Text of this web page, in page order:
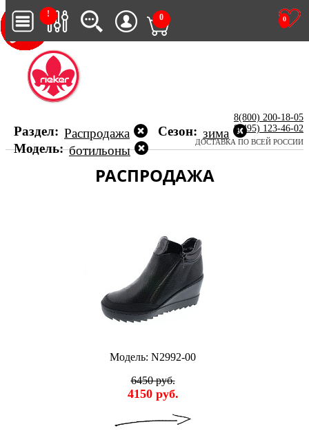
!
0
0
8(800) 200-18-05
8(495) 123-46-02
ДОСТАВКА ПО ВСЕЙ РОССИИ
Раздел: Распродажа Сезон: зима
Модель: ботильоны
РАСПРОДАЖА
Модель: N2992-00
6450 руб.
4150 руб.